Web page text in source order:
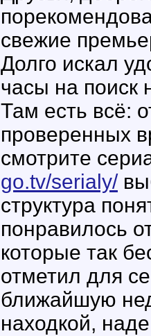
свежие
Долго искал
часы на поиск
Там есть всё:
проверенных
смотрите
go.tv/serialy/
структура
понравилось
которые так
отметил для
ближайшую
находкой,